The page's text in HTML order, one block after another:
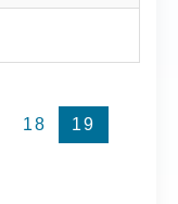
18
19